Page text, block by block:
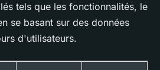
tels que les fonctionnalités, le
se basant sur des données
d'utilisateurs.